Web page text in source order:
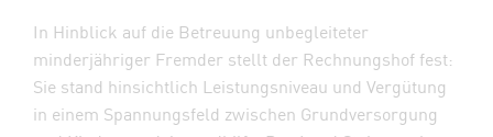
In Hinblick auf die Betreuung unbegleiteter
minderjähriger Fremder stellt der Rechnungshof fest:
Sie stand hinsichtlich Leistungsniveau und Vergütung
in einem Spannungsfeld zwischen Grundversorgung